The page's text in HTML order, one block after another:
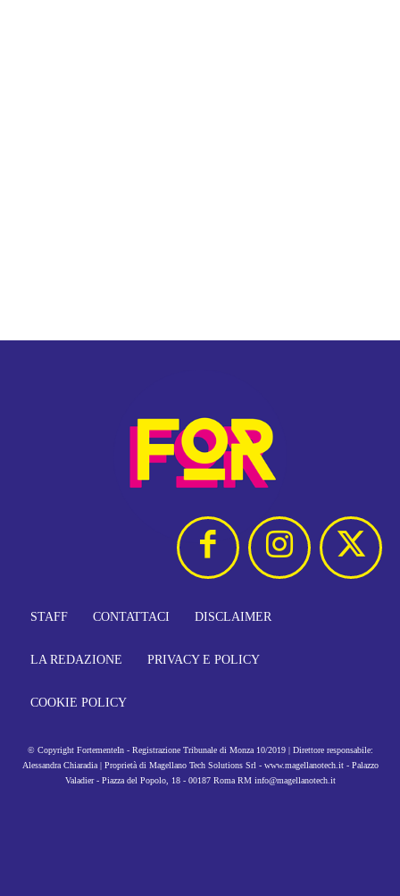
STAFF CONTATTACI DISCLAIMER
LA REDAZIONE PRIVACY E POLICY
COOKIE POLICY
© Copyright FortementeIn - Registrazione Tribunale di Monza 10/2019 | Direttore responsabile:
Alessandra Chiaradia | Proprietà di Magellano Tech Solutions Srl - www.magellanotech.it - Palazzo
Valadier - Piazza del Popolo, 18 - 00187 Roma RM info@magellanotech.it